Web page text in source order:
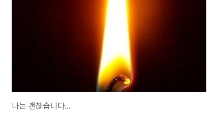
딱 찍혔어요~~" 이번엔 곰돌이를 찍은 사진이 맘에 안 들었던지...의자를
이리저리 움직이며 다시 구도를 잡고 있습니다..
나는 괜찮습니다...